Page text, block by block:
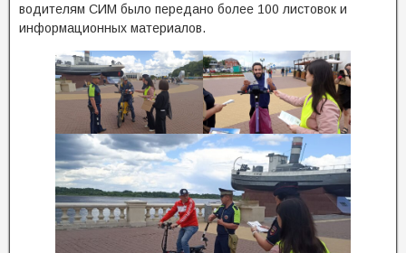
водителям СИМ было передано более 100 листовок и
информационных материалов.